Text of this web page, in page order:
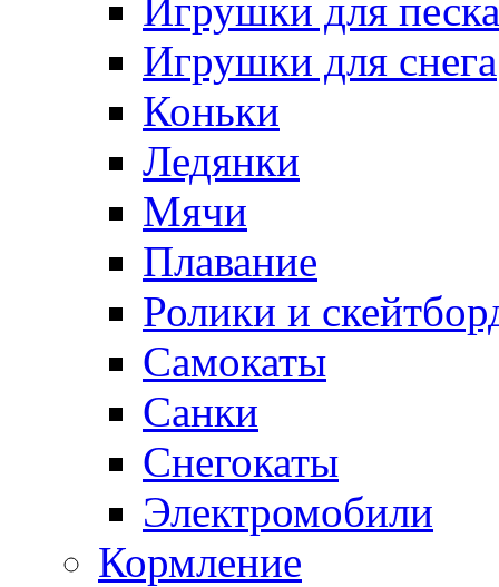
Игрушки для песка
Игрушки для снега
Коньки
Ледянки
Мячи
Плавание
Ролики и
Самокаты
Санки
Снегокаты
Электромобили
Кормление